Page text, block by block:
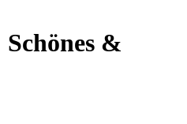
Schönes &